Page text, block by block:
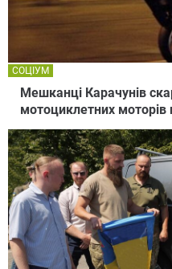
Мешканці Карачунів
мотоциклетних моторів
СОЦІУМ